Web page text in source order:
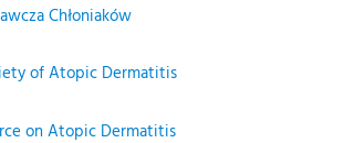
Chłoniaków
of Atopic Dermatitis
on Atopic Dermatitis